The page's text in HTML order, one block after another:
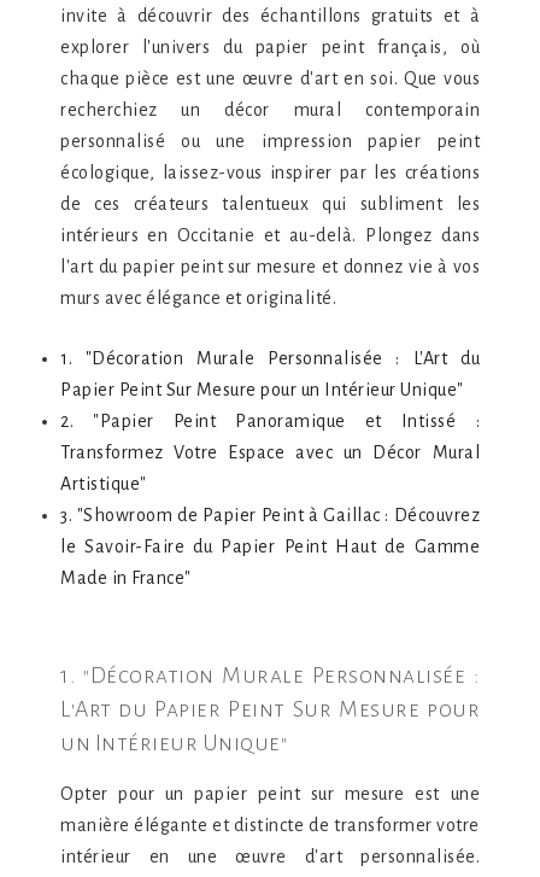
invite à découvrir des échantillons gratuits et à
explorer l'univers du papier peint français, où
chaque pièce est une œuvre d'art en soi. Que vous
recherchiez un décor mural contemporain
personnalisé ou une impression papier peint
écologique, laissez-vous inspirer par les créations
de ces créateurs talentueux qui subliment les
intérieurs en Occitanie et au-delà. Plongez dans
l'art du papier peint sur mesure et donnez vie à vos
murs avec élégance et originalité.
1. "Décoration Murale Personnalisée : L'Art du
Papier Peint Sur Mesure pour un Intérieur Unique"
2. "Papier Peint Panoramique et Intissé :
Transformez Votre Espace avec un Décor Mural
Artistique"
3. "Showroom de Papier Peint à Gaillac : Découvrez
le Savoir-Faire du Papier Peint Haut de Gamme
Made in France"
1. "Décoration Murale Personnalisée :
L'Art du Papier Peint Sur Mesure pour
un Intérieur Unique"
Opter pour un papier peint sur mesure est une
manière élégante et distincte de transformer votre
intérieur en une œuvre d'art personnalisée.